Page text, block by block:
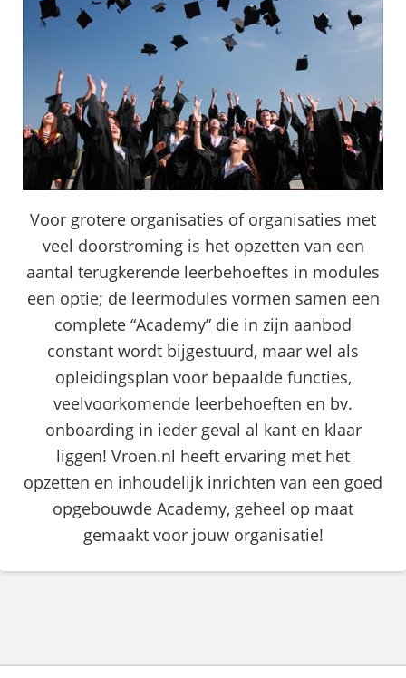
Voor grotere organisaties of organisaties met
veel doorstroming is het opzetten van een
aantal terugkerende leerbehoeftes in modules
een optie; de leermodules vormen samen een
complete “Academy” die in zijn aanbod
constant wordt bijgestuurd, maar wel als
opleidingsplan voor bepaalde functies,
veelvoorkomende leerbehoeften en bv.
onboarding in ieder geval al kant en klaar
liggen! Vroen.nl heeft ervaring met het
opzetten en inhoudelijk inrichten van een goed
opgebouwde Academy, geheel op maat
gemaakt voor jouw organisatie!